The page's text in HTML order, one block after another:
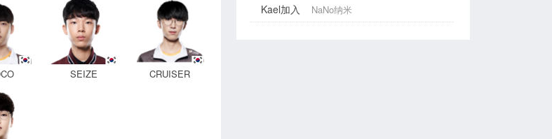
SEIZE CRUISER
Kael加入
NaNo纳米